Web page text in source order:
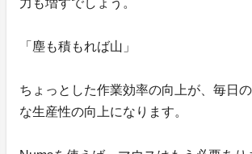
力も増すでしょう。
「塵も積もれば山」
ちょっとした作業効率の向上が、毎日
な生産性の向上になります。